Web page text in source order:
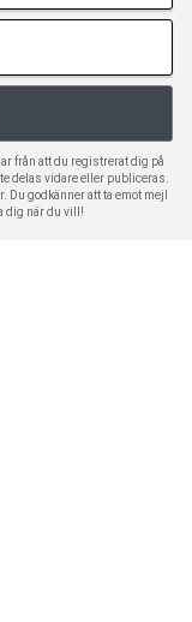
från att du registrerat dig på
delas vidare eller publiceras.
Du godkänner att ta emot mejl
dig när du vill!